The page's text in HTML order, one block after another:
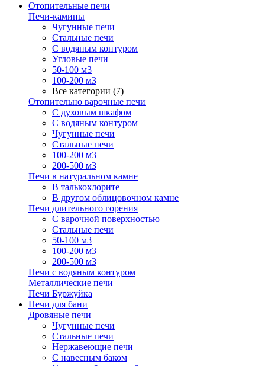
Отопительные печи
Печи-камины
Чугунные печи
Стальные печи
С водяным контуром
Угловые печи
50-100 м3
100-200 м3
Все категории (7)
Отопительно варочные печи
С духовым шкафом
С водяным контуром
Чугунные печи
Стальные печи
100-200 м3
200-500 м3
Печи в натуральном камне
В талькохлорите
В другом облицовочном камне
Печи длительного горения
С варочной поверхностью
Стальные печи
50-100 м3
100-200 м3
200-500 м3
Печи с водяным контуром
Металлические печи
Печи Буржуйка
Печи для бани
Дровяные печи
Чугунные печи
Стальные печи
Нержавеющие печи
С навесным баком